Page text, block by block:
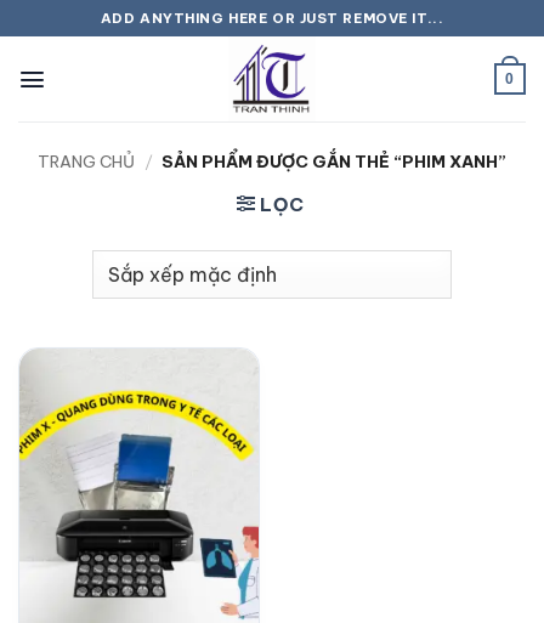
qua
nội
ADD ANYTHING HERE OR JUST REMOVE IT...
0
TRANG CHỦ / SẢN PHẨM ĐƯỢC GẮN THẺ “PHIM XANH”
LỌC